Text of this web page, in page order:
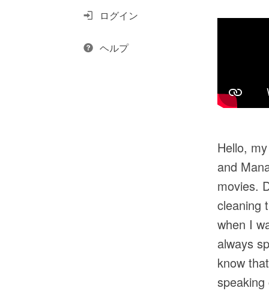
Hello,
and
movies.
cleaning
when I
always
know
ログイン
ヘルプ